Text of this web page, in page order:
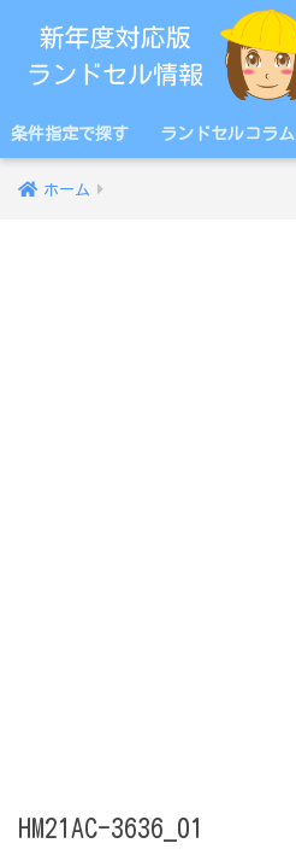
条件指定で探す ランドセルコラム
ホーム
HM21AC-3636_01